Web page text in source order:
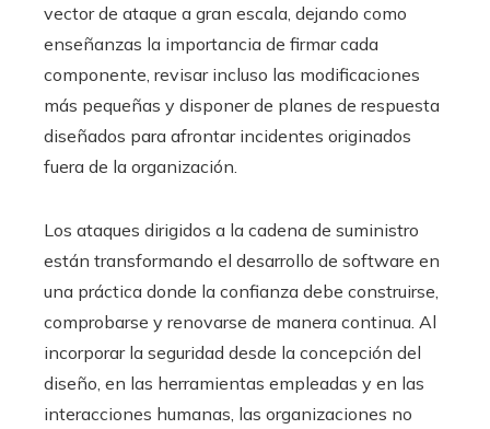
vector de ataque a gran escala, dejando como
enseñanzas la importancia de firmar cada
componente, revisar incluso las modificaciones
más pequeñas y disponer de planes de respuesta
diseñados para afrontar incidentes originados
fuera de la organización.
Los ataques dirigidos a la cadena de suministro
están transformando el desarrollo de software en
una práctica donde la confianza debe construirse,
comprobarse y renovarse de manera continua. Al
incorporar la seguridad desde la concepción del
diseño, en las herramientas empleadas y en las
interacciones humanas, las organizaciones no